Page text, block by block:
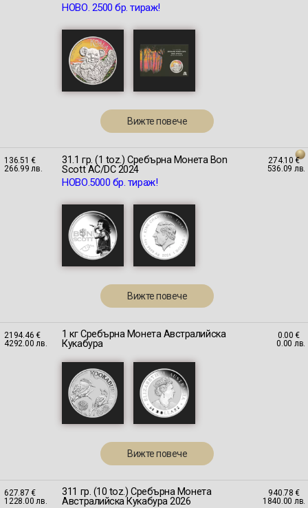
НОВО. 2500 бр. тираж!
Вижте повече
136.51 €
266.99 лв.
31.1 гр. (1 toz.) Сребърна Монета Bon
Scott AC/DC 2024
НОВО.5000 бр. тираж!
Вижте повече
274.10 €
536.09 лв.
2194.46 €
4292.00 лв.
1 кг Сребърна Монета Австралийска
Кукабура
Вижте повече
0.00 €
0.00 лв.
627.87 €
1228.00 лв.
311 гр. (10 toz.) Сребърна Монета
Австралийскa Кукабура 2026
940.78 €
1840.00 лв.